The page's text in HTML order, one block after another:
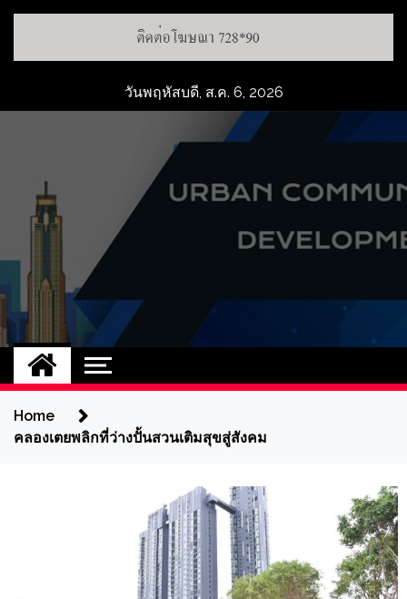
วันพฤหัสบดี, ส.ค. 6, 2026
UCD
NEW
Home
คลองเตยพลิกที่ว่างปั้นสวนเติมสุขสู่สังคม